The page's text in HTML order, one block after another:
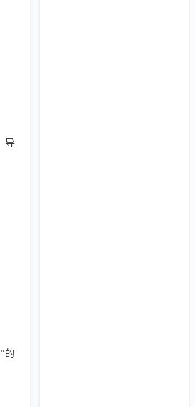
导
的